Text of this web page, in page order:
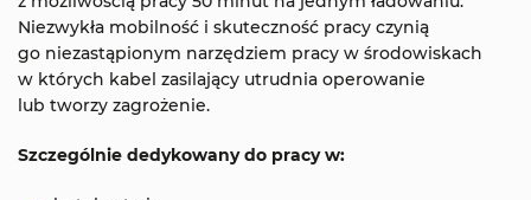
Niezwykła mobilność i skuteczność pracy czynią
go niezastąpionym narzędziem pracy w środowiskach
w których kabel zasilający utrudnia operowanie
lub tworzy zagrożenie.
Szczególnie dedykowany do pracy w: